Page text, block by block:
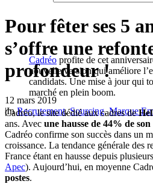
Pour fêter ses 5
s’offre une
profondeur !
12 mars 2019
|InRecrutement,Sourcing,Marque
Cadréo profite de cet
nouvelle version qui améliore
candidats. Une mise à jour qui
marché en plein boom.
Cadréo, le site dédié aux cadres de
ans. Avec une hausse de 44% de
Cadréo confirme son succès dans un
croissance. La tendance générale des
France étant en hausse depuis
Apec). Aujourd’hui, en moyenne
postes.